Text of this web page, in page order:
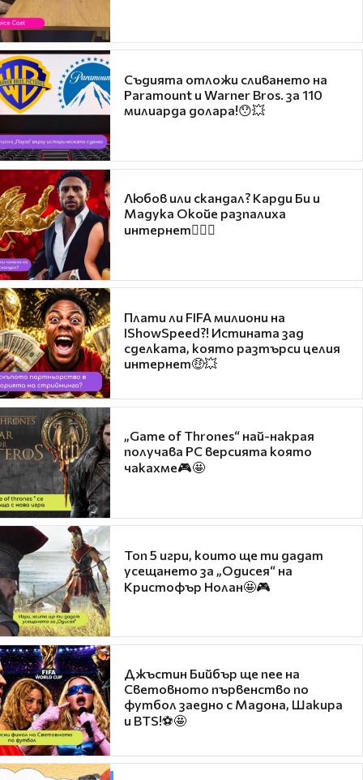
Съдията отложи сливането на
Paramount и Warner Bros. за 110
милиарда долара!😯💥
Любов или скандал? Карди Би и
Мадука Окойе разпалиха
интернет❤️‍🔥🔥
Плати ли FIFA милиони на
IShowSpeed?! Истината зад
сделката, която разтърси целия
интернет🤑💥
„Game of Thrones“ най-накрая
получава PC версията която
чакахме🎮🤩
Топ 5 игри, които ще ти дадат
усещането за „Одисея“ на
Кристофър Нолан🤩🎮
Джъстин Бийбър ще пее на
Световното първенство по
футбол заедно с Мадона, Шакира
и BTS!⚽🤩